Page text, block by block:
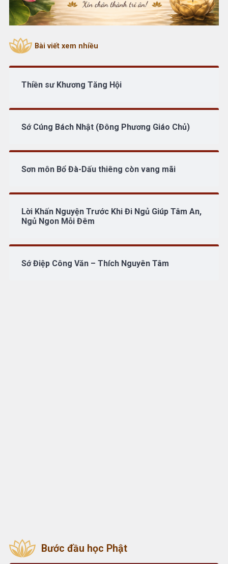
Bài viết xem nhiều
Thiền sư Khương Tăng Hội
Sớ Cúng Bách Nhật (Đông Phương Giáo Chủ)
Sơn môn Bổ Đà-Dấu thiêng còn vang mãi
Lời Khấn Nguyện Trước Khi Đi Ngủ Giúp Tâm An,
Ngủ Ngon Mỗi Đêm
Sớ Điệp Công Văn – Thích Nguyên Tâm
Bước đầu học Phật